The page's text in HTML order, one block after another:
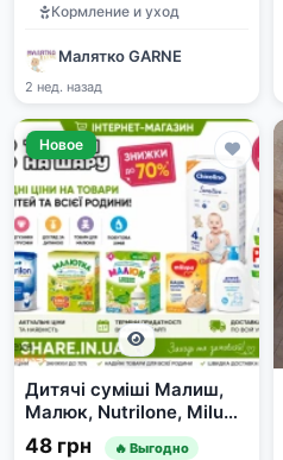
Кормление и уход
Малятко GARNE
2 нед. назад
Новое
Дитячі суміші Малиш,
Малюк, Nutrilone, Milupa
від 48 грн
48 грн 🔥 Выгодно